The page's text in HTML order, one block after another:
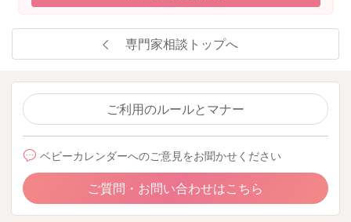
専門家相談トップへ
ご利用のルールとマナー
ベビーカレンダーへのご意見をお聞かせください
ご質問・お問い合わせはこちら